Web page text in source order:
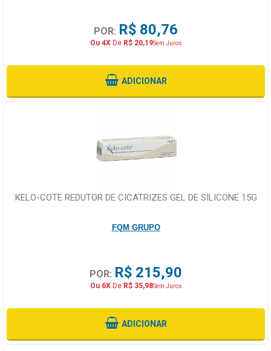
POR: R$ 80,76
Ou 4XDe R$ 20,19Sem Juros
ADICIONAR
KELO-COTE REDUTOR DE CICATRIZES GEL DE SILICONE 15G
FQM GRUPO
POR: R$ 215,90
Ou 6XDe R$ 35,98Sem Juros
ADICIONAR